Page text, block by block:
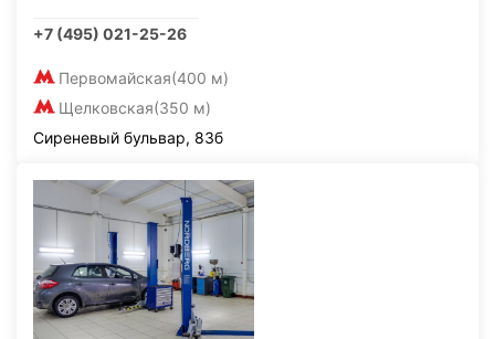
+7 (495) 021-25-26
Первомайская(400 м)
Щелковская(350 м)
Сиреневый бульвар, 83б